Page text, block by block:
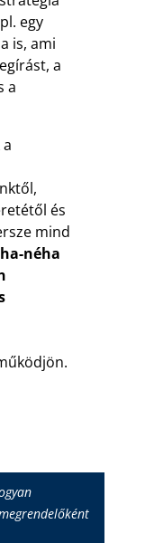
egy
is, ami
a
a
és
mind
néha